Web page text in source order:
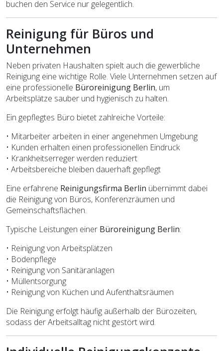
buchen den Service nur gelegentlich.
Reinigung für Büros und
Unternehmen
Neben privaten Haushalten spielt auch die gewerbliche
Reinigung eine wichtige Rolle. Viele Unternehmen setzen auf
eine professionelle Büroreinigung Berlin, um
Arbeitsplätze sauber und hygienisch zu halten.
Ein gepflegtes Büro bietet zahlreiche Vorteile:
• Mitarbeiter arbeiten in einer angenehmen Umgebung
• Kunden erhalten einen professionellen Eindruck
• Krankheitserreger werden reduziert
• Arbeitsbereiche bleiben dauerhaft gepflegt
Eine erfahrene Reinigungsfirma Berlin übernimmt dabei
die Reinigung von Büros, Konferenzräumen und
Gemeinschaftsflächen.
Typische Leistungen einer Büroreinigung Berlin:
• Reinigung von Arbeitsplätzen
• Bodenpflege
• Reinigung von Sanitäranlagen
• Müllentsorgung
• Reinigung von Küchen und Aufenthaltsräumen
Die Reinigung erfolgt häufig außerhalb der Bürozeiten,
sodass der Arbeitsalltag nicht gestört wird.